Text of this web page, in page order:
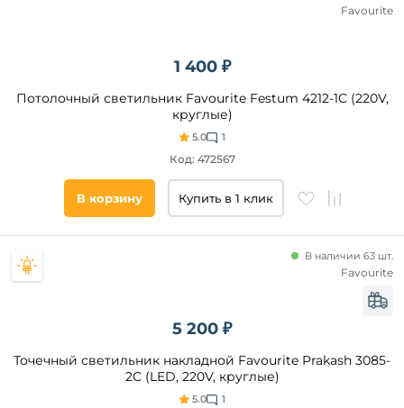
1 400 ₽
Потолочный светильник Favourite Festum 4212-1C (220V,
круглые)
5.0 1
Код: 472567
Favourite
В корзину Купить в 1 клик
5 200 ₽
Точечный светильник накладной Favourite Prakash 3085-
2C (LED, 220V, круглые)
5.0 1
В наличии 63 шт.
Favourite